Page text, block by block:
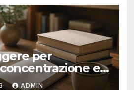
per
e
ADMIN